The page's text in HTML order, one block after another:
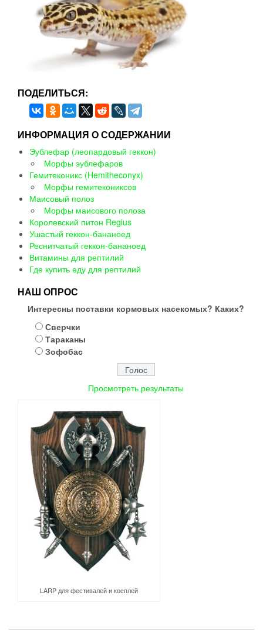
ПОДЕЛИТЬСЯ:
ИНФОРМАЦИЯ О СОДЕРЖАНИИ
Эублефар (леопардовый геккон)
Морфы эублефаров
Гемитеконикс (Hemitheconyx)
Морфы гемитекониксов
Маисовый полоз
Морфы маисового полоза
Королевский питон Regius
Ушастый геккон-бананоед
Реснитчатый геккон-бананоед
Витамины для рептилий
Где купить еду для рептилий
НАШ ОПРОС
Интересны поставки кормовых насекомых? Каких?
Сверчки
Тараканы
Зофобас
Просмотреть результаты
LARP для фестивалей и косплей